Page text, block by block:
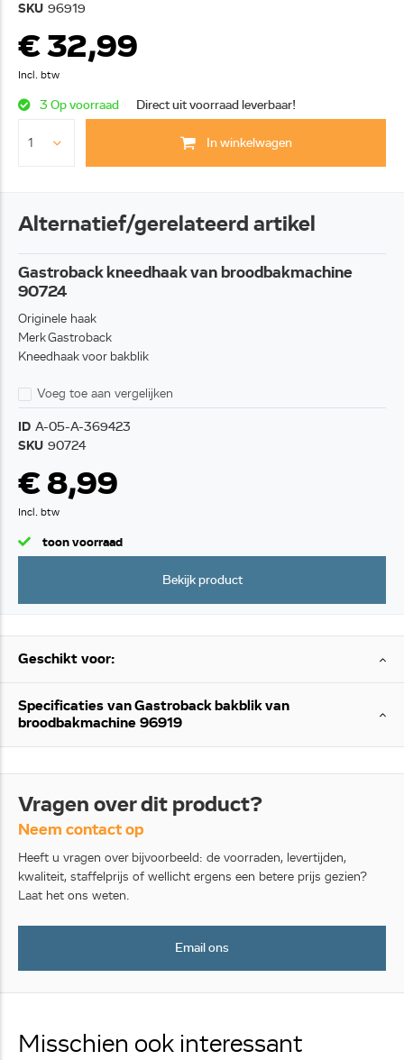
SKU 96919
€ 32,99
Incl. btw
3 Op voorraad Direct uit voorraad leverbaar!
In winkelwagen
Alternatief/gerelateerd artikel
Gastroback kneedhaak van broodbakmachine
90724
Originele haak
Merk Gastroback
Kneedhaak voor bakblik
Voeg toe aan vergelijken
ID A-05-A-369423
SKU 90724
€ 8,99
Incl. btw
toon voorraad
Bekijk product
Geschikt voor:
Specificaties van Gastroback bakblik van
broodbakmachine 96919
Vragen over dit product?
Neem contact op
Heeft u vragen over bijvoorbeeld: de voorraden, levertijden,
kwaliteit, staffelprijs of wellicht ergens een betere prijs gezien?
Laat het ons weten.
Email ons
Misschien ook interessant